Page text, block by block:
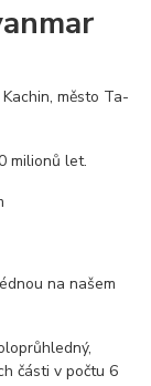
město Ta-
milionů let.
na našem
části v počtu 6